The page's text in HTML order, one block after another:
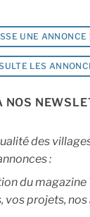
UNE ANNONCE
LES
NOS
des
:
du magazine
vos projets,